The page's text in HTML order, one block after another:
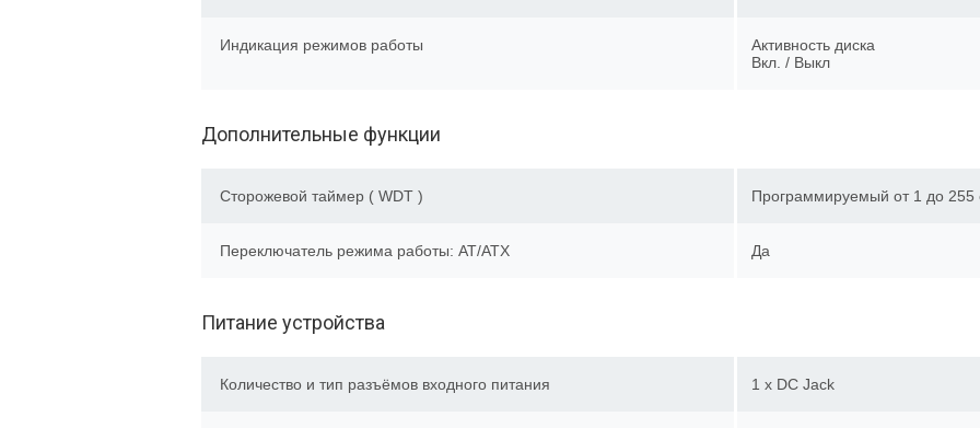
Индикация режимов работы
Активность диска
Вкл. / Выкл
Дополнительные функции
Сторожевой таймер ( WDT ) Программируемый от 1 до
Переключатель режима работы: AT/ATX Да
Питание устройства
Количество и тип разъёмов входного питания 1 x DC Jack